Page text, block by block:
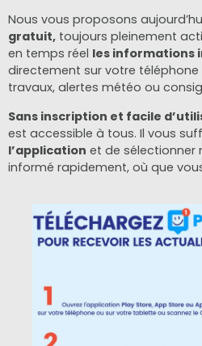
Nous vous proposons
gratuit, toujours pleinement
en temps réel les informations
directement sur votre
travaux, alertes météo ou
Sans inscription et facile
est accessible à tous. Il vous
l’application et de sélectionner
informé rapidement, où que